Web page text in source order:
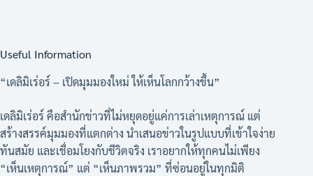
Useful Information
“เดลิมิเร่อร์ – เปิดมุมมองใหม่ ให้เห็นโลกกว้างขึ้น”
เดลิมิเร่อร์ คือสำนักข่าวที่ไม่หยุดอยู่แค่การเล่าเหตุการณ์ แต่
สร้างสรรค์มุมมองที่แตกต่าง นำเสนอข่าวในรูปแบบที่เข้าใจง่าย
ทันสมัย และเชื่อมโยงกับชีวิตจริง เราอยากให้ทุกคนไม่เพียง
“เห็นเหตุการณ์” แต่ “เห็นภาพรวม” ที่ซ่อนอยู่ในทุกมิติ